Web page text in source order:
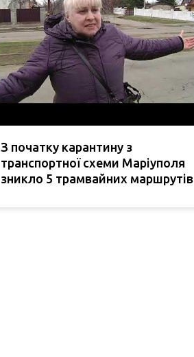
З початку карантину з
транспортної схеми Маріуполя
зникло 5 трамвайних маршрутів